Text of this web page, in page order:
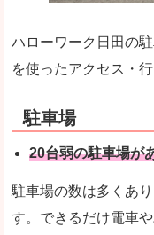
ハローワーク日田の
を使ったアクセス・
駐車場
20台弱の駐車場が
駐車場の数は多くあ
す。できるだけ電車